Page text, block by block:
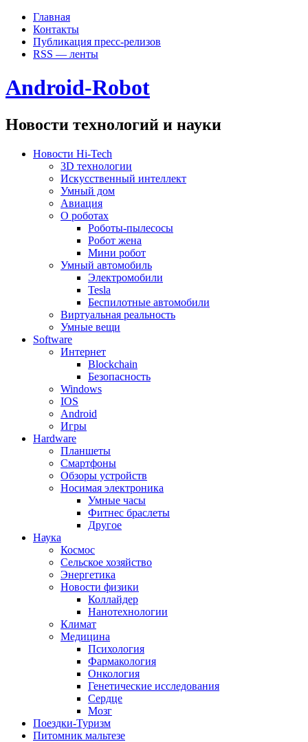
Главная
Контакты
Публикация пресс-релизов
RSS — ленты
Android-Robot
Новости технологий и науки
Новости Hi-Tech
3D технологии
Искусственный интеллект
Умный дом
Авиация
О роботах
Роботы-пылесосы
Робот жена
Мини робот
Умный автомобиль
Электромобили
Tesla
Беспилотные автомобили
Виртуальная реальность
Умные вещи
Software
Интернет
Blockchain
Безопасность
Windows
IOS
Android
Игры
Hardware
Планшеты
Смартфоны
Обзоры устройств
Носимая электроника
Умные часы
Фитнес браслеты
Другое
Наука
Космос
Сельское хозяйство
Энергетика
Новости физики
Коллайдер
Нанотехнологии
Климат
Медицина
Психология
Фармакология
Онкология
Генетические исследования
Сердце
Мозг
Поездки-Туризм
Питомник мальтезе